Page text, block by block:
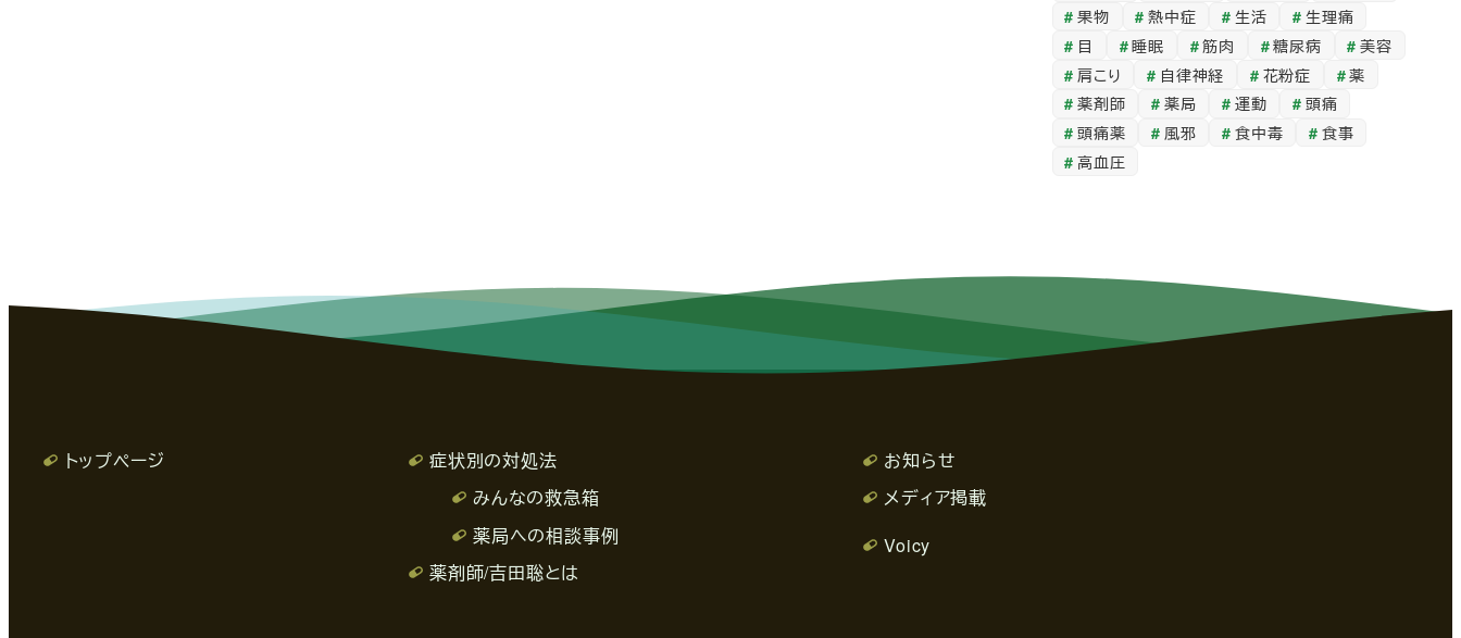
果物
熱中症 生活
生理痛
目
睡眠 筋肉 糖尿病
美容
肩こり
自律神経 花粉症
薬
薬剤師
薬局 運動
頭痛
頭痛薬
風邪 食中毒
食事
高血圧
トップページ
症状別の対処法
みんなの救急箱
薬局への相談事例
薬剤師/吉田聡とは
お知らせ
メディア掲載
Voicy